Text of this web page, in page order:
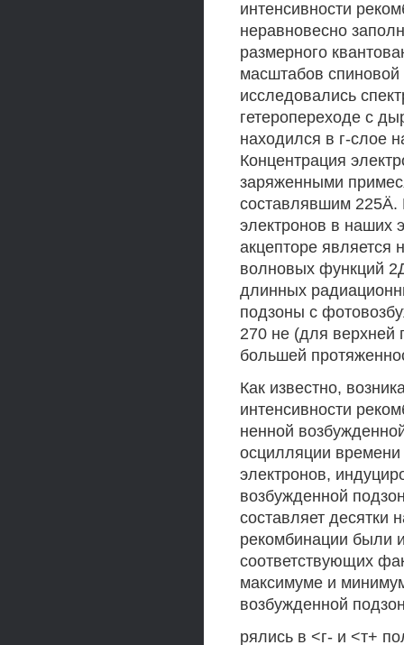
интенсивности
неравновесно
размерного
масштабов
исследовались
гетеропереходе с
находился в г-слое
Концентрация
заряженными
составлявшим
электронов в наших
акцепторе является
волновых функций
длинных
подзоны с
270 не (для верхней
большей
Как известно,
интенсивности
ненной
осцилляции времени
электронов,
возбужденной
составляет десятки
рекомбинации были
соответствующих
максимуме и
возбужденной
рялись в <г- и <т+